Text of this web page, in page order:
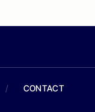
/ CONTACT